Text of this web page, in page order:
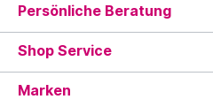
Persönliche Beratung
Shop Service
Marken